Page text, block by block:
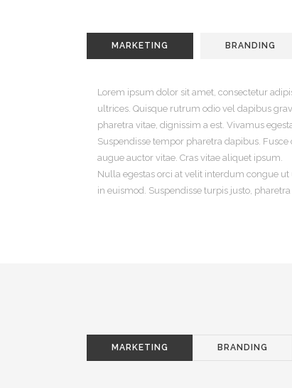
MARKETING BRANDING
Lorem ipsum dolor sit amet, consectetur
ultrices. Quisque rutrum odio vel dapibus
pharetra vitae, dignissim a est. Vivamus
Suspendisse tempor pharetra dapibus.
augue auctor vitae. Cras vitae aliquet ipsum.
Nulla egestas orci at velit interdum congue
in euismod. Suspendisse turpis justo,
MARKETING BRANDING